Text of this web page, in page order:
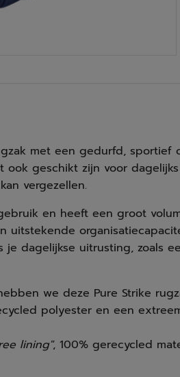
met een gedurfd, sportief
geschikt zijn voor
vergezellen.
en heeft een groot
uitstekende
dagelijkse uitrusting, zoals
we deze Pure Strike
polyester en een
lining", 100% gerecycled